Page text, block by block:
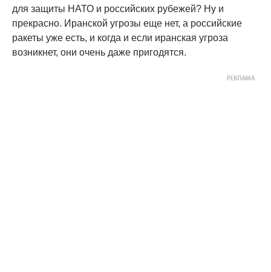
для защиты НАТО и российских рубежей? Ну и
прекрасно. Иранской угрозы еще нет, а российские
ракеты уже есть, и когда и если иранская угроза
возникнет, они очень даже пригодятся.